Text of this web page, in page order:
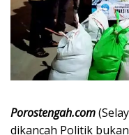
Porostengah.com
dikancah Politik